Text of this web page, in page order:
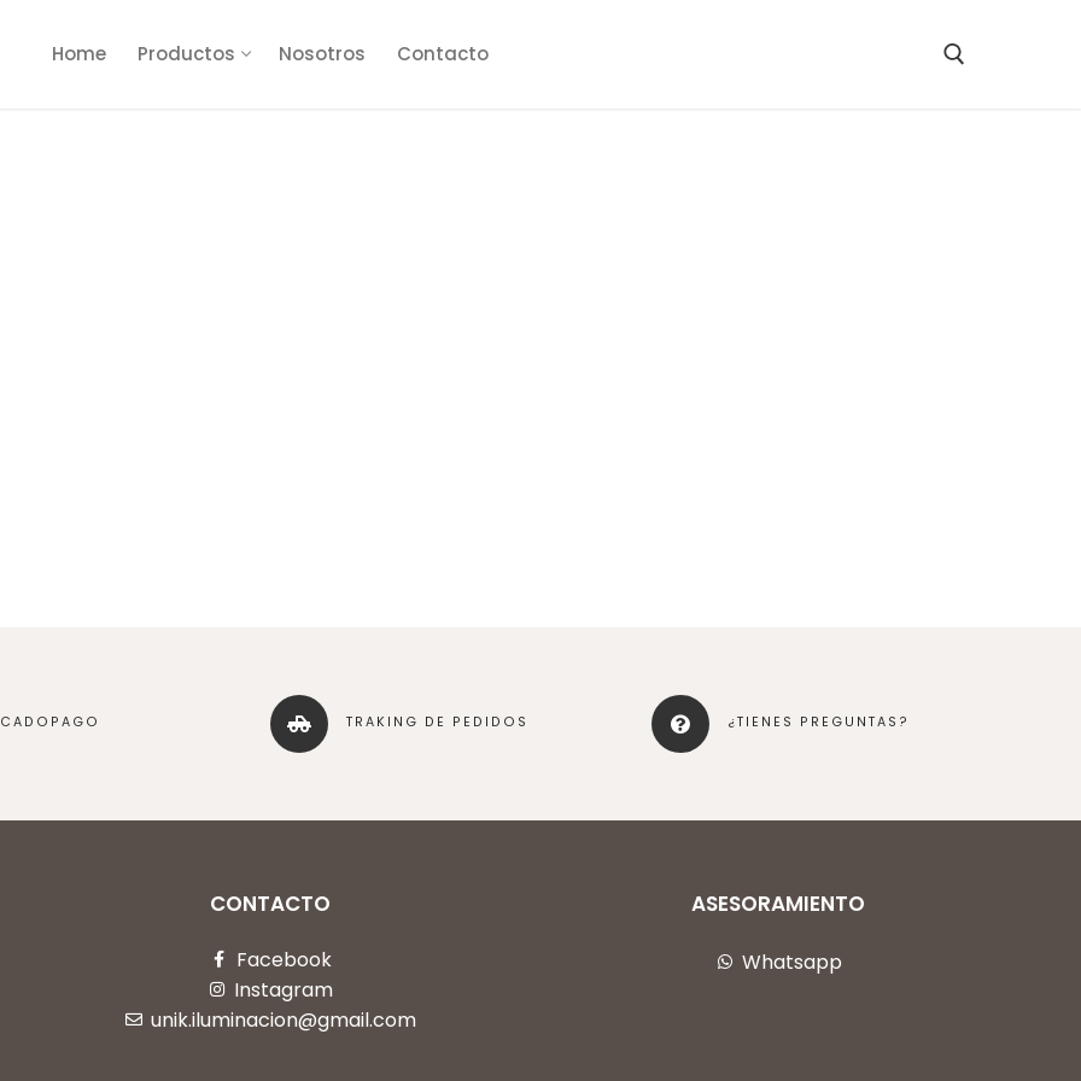
Home Productos Nosotros Contacto
TRAKING DE PEDIDOS ¿TIENES PREGUNTAS?
CONTACTO
Facebook
Instagram
unik.iluminacion@gmail.com
ASESORAMIENTO
Whatsapp